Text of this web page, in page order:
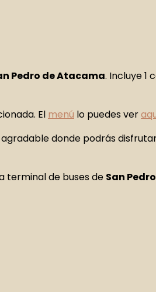
Pedro de Atacama. Incluye 1
El menú lo puedes ver
donde podrás
terminal de buses de San